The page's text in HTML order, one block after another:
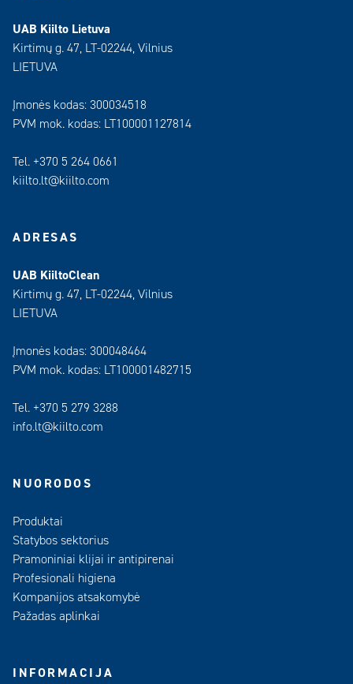
UAB Kiilto Lietuva
Kirtimų g. 47, LT-02244, Vilnius
LIETUVA
Įmonės kodas: 300034518
PVM mok. kodas: LT100001127814
Tel. +370 5 264 0661
kiilto.lt@kiilto.com
ADRESAS
UAB KiiltoClean
Kirtimų g. 47, LT-02244, Vilnius
LIETUVA
Įmonės kodas: 300048464
PVM mok. kodas: LT100001482715
Tel. +370 5 279 3288
info.lt@kiilto.com
NUORODOS
Produktai
Statybos sektorius
Pramoniniai klijai ir antipirenai
Profesionali higiena
Kompanijos atsakomybė
Pažadas aplinkai
INFORMACIJA